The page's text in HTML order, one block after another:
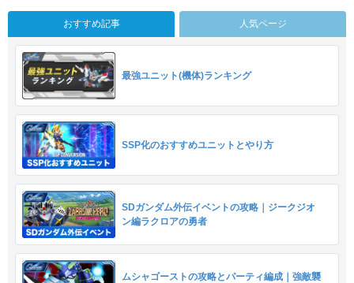
おすすめ記事 人気ページ
最強ユニット(機体)ランキング
SSP化のおすすめユニットとやり方
SDガンダム外伝イベントの攻略｜ジークジオ
ン編ラクロアの勇者
ムシャゴーストの攻略とパーティ編成｜強敵襲